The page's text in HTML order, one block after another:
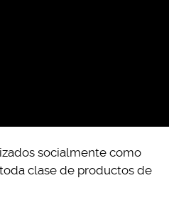
socialmente como
clase de productos de